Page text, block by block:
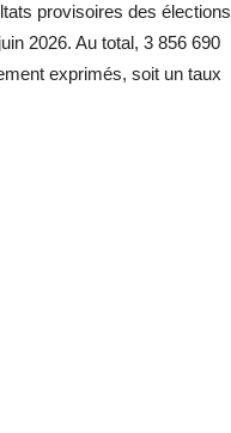
provisoires des élections
2026. Au total, 3 856 690
exprimés, soit un taux